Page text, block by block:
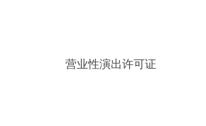
营业性演出许可证